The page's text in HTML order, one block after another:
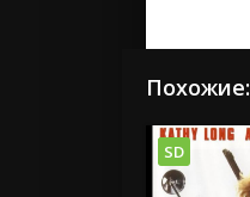
Похожие:
SD